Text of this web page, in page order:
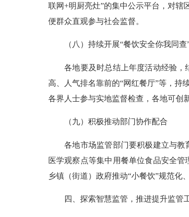
联网+明厨亮灶”的集中公示平台，对辖
便群众直观参与社会监督。
（八）持续开展“餐饮安全你我同查
各地要及时总结上年度活动经验，结
高、人气排名靠前的“网红餐厅”等，持
各界人士参与实地监督检查，各地可创
（九）积极推动部门协作配合
各地市场监管部门要积极建立与教育
医学观察点等集中用餐单位食品安全
乡镇（街道）政府推动“小餐饮”规范化
四、探索智慧监管，推进提升监管